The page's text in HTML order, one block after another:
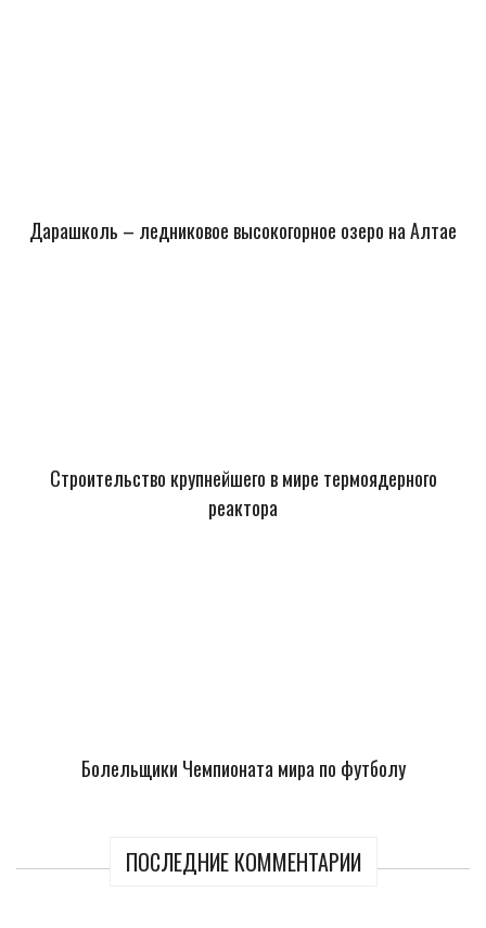
Дарашколь – ледниковое высокогорное озеро на Алтае
Строительство крупнейшего в мире термоядерного
реактора
Болельщики Чемпионата мира по футболу
ПОСЛЕДНИЕ КОММЕНТАРИИ